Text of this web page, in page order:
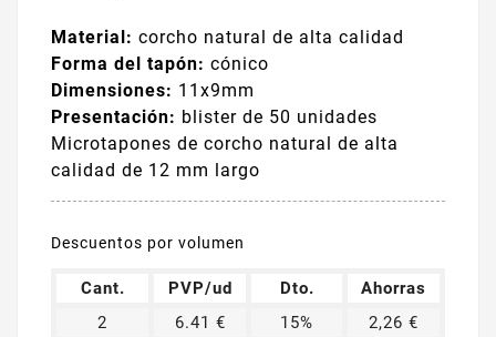
Material: corcho natural de alta calidad
Forma del tapón: cónico
Dimensiones: 11x9mm
Presentación: blister de 50 unidades
Microtapones de corcho natural de alta
calidad de 12 mm largo
Descuentos por volumen
Cant. PVP/ud Dto.
Ahorras
2
6.41 € 15%
2,26 €